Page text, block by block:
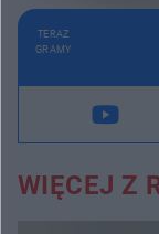
TERAZ
GRAMY
WIĘCEJ Z